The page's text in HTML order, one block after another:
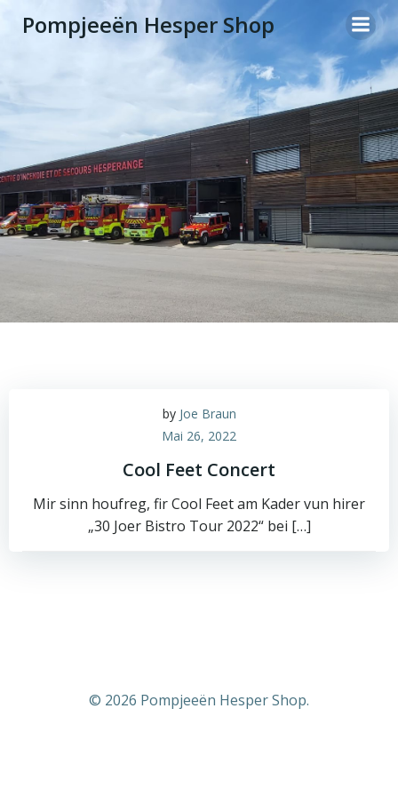
Inhalt
springen
Pompjeeën Hesper Shop
by Joe Braun
Mai 26, 2022
Cool Feet Concert
Mir sinn houfreg, fir Cool Feet am Kader vun hirer
„30 Joer Bistro Tour 2022“ bei […]
© 2026 Pompjeeën Hesper Shop.